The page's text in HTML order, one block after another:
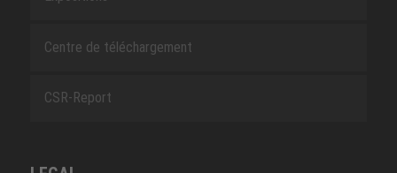
Centre de téléchargement
CSR-Report